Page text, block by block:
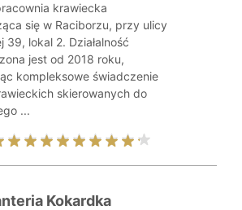
krawiecka
się w Raciborzu, przy ulicy
39, lokal 2. Działalność
jest od 2018 roku,
kompleksowe świadczenie
skierowanych do
...
Kokardka